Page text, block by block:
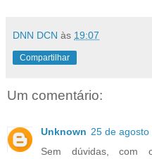
DNN DCN às 19:07
Compartilhar
Um comentário:
Unknown 25 de
Sem dúvidas, com